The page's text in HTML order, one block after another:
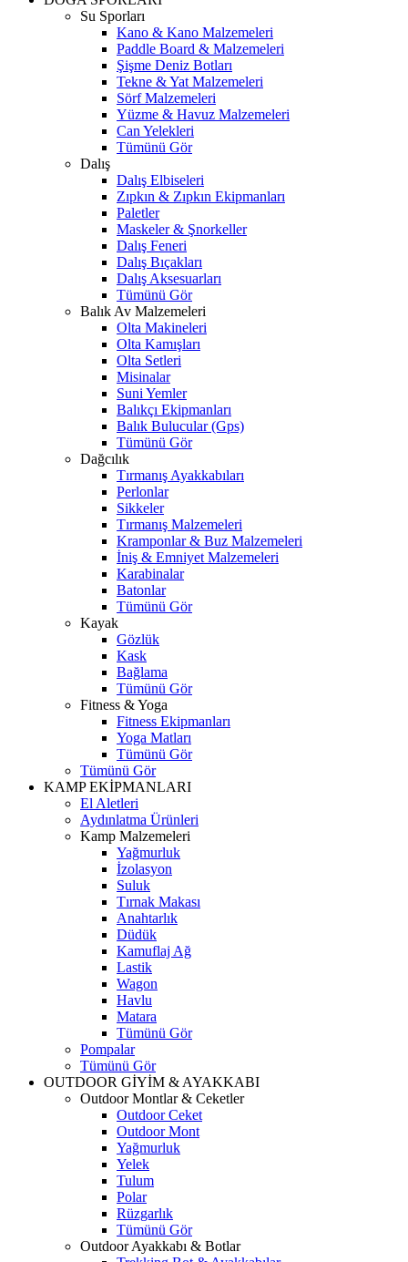
Su Sporları
Kano & Kano Malzemeleri
Paddle Board & Malzemeleri
Şişme Deniz Botları
Tekne & Yat Malzemeleri
Sörf Malzemeleri
Yüzme & Havuz Malzemeleri
Can Yelekleri
Tümünü Gör
Dalış
Dalış Elbiseleri
Zıpkın & Zıpkın Ekipmanları
Paletler
Maskeler & Şnorkeller
Dalış Feneri
Dalış Bıçakları
Dalış Aksesuarları
Tümünü Gör
Balık Av Malzemeleri
Olta Makineleri
Olta Kamışları
Olta Setleri
Misinalar
Suni Yemler
Balıkçı Ekipmanları
Balık Bulucular (Gps)
Tümünü Gör
Dağcılık
Tırmanış Ayakkabıları
Perlonlar
Sikkeler
Tırmanış Malzemeleri
Kramponlar & Buz Malzemeleri
İniş & Emniyet Malzemeleri
Karabinalar
Batonlar
Tümünü Gör
Kayak
Gözlük
Kask
Bağlama
Tümünü Gör
Fitness & Yoga
Fitness Ekipmanları
Yoga Matları
Tümünü Gör
Tümünü Gör
KAMP EKİPMANLARI
El Aletleri
Aydınlatma Ürünleri
Kamp Malzemeleri
Yağmurluk
İzolasyon
Suluk
Tırnak Makası
Anahtarlık
Düdük
Kamuflaj Ağ
Lastik
Wagon
Havlu
Matara
Tümünü Gör
Pompalar
Tümünü Gör
OUTDOOR GİYİM & AYAKKABI
Outdoor Montlar & Ceketler
Outdoor Ceket
Outdoor Mont
Yağmurluk
Yelek
Tulum
Polar
Rüzgarlık
Tümünü Gör
Outdoor Ayakkabı & Botlar